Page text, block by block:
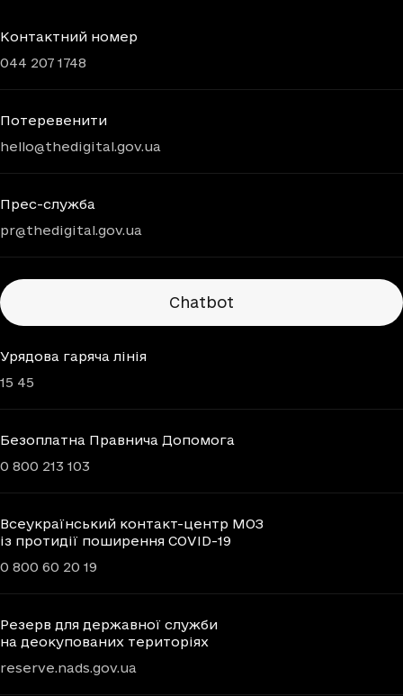
Контактний номер
044 207 1748
Потеревенити
hello@thedigital.gov.ua
Прес-служба
pr@thedigital.gov.ua
Chatbots
Chatbot
Урядова гаряча лінія
15 45
Безоплатна Правнича Допомога
0 800 213 103
Всеукраїнський контакт-центр МОЗ
із протидії поширення COVID-19
0 800 60 20 19
Резерв для державної служби
на деокупованих територіях
reserve.nads.gov.ua